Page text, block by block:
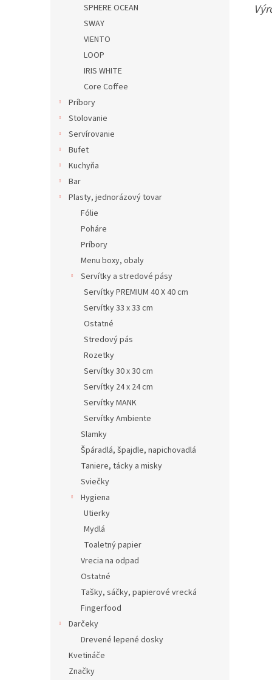
SPHERE OCEAN
SWAY
VIENTO
LOOP
IRIS WHITE
Core Coffee
Príbory
Stolovanie
Servírovanie
Bufet
Kuchyňa
Bar
Plasty, jednorázový tovar
Fólie
Poháre
Príbory
Menu boxy, obaly
Servítky a stredové pásy
Servítky PREMIUM 40 X 40 cm
Servítky 33 x 33 cm
Ostatné
Stredový pás
Rozetky
Servítky 30 x 30 cm
Servítky 24 x 24 cm
Servítky MANK
Servítky Ambiente
Slamky
Špáradlá, špajdle, napichovadlá
Taniere, tácky a misky
Sviečky
Hygiena
Utierky
Mydlá
Toaletný papier
Vrecia na odpad
Ostatné
Tašky, sáčky, papierové vrecká
Fingerfood
Darčeky
Drevené lepené dosky
Kvetináče
Značky